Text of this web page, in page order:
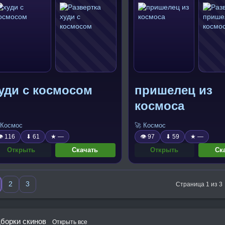
с космосом
116 ⬇ 61 ★ —
Открыть Скачать
пришелец из
космоса
🚀 Космос
👁 97 ⬇ 59 ★ —
Открыть
2 3 Страница 1 из 3
скинов Открыть все